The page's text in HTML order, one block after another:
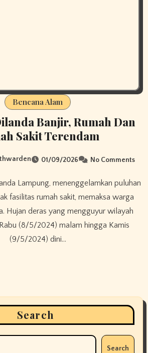
Bencana Alam
Banjir, Rumah Dan
Sakit Terendam
01/09/2026 No Comments
fasilitas rumah sakit, memaksa warga
​Hujan deras yang mengguyur wilayah
(8/5/2024) malam hingga Kamis
(9/5/2024) dini…
Search
Search